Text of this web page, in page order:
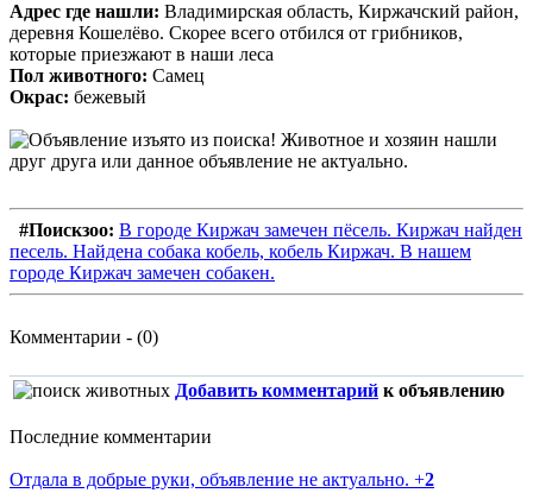
Адрес где нашли: Владимирская область, Киржачский район,
деревня Кошелёво. Скорее всего отбился от грибников,
которые приезжают в наши леса
Пол животного: Самец
Окрас: бежевый
#Поискзоо: В городе Киржач замечен пёсель. Киржач найден
песель. Найдена собака кобель, кобель Киржач. В нашем
городе Киржач замечен собакен.
Комментарии - (0)
Добавить комментарий к объявлению
Последние комментарии
Отдала в добрые руки, объявление не актуально. +2